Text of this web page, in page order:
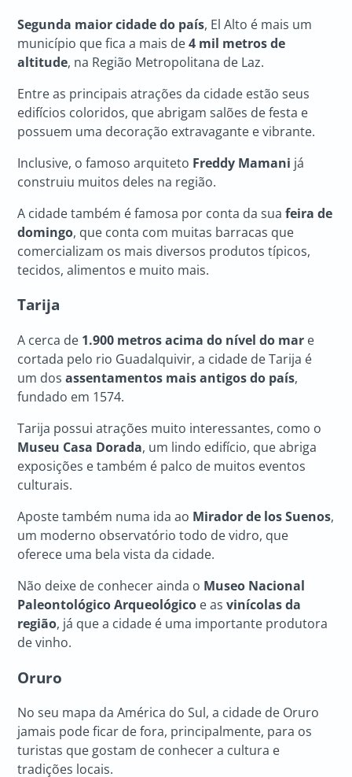
Segunda maior cidade do país, El Alto é mais um
município que fica a mais de4 mil metros de
altitude, na Região Metropolitana de Laz.
Entre as principais atrações da cidade estão seus
edifícios coloridos, que abrigam salões de festa e
possuem uma decoração extravagante e vibrante.
Inclusive, o famoso arquiteto Freddy Mamani já
construiu muitos deles na região.
A cidade também é famosa por conta da suafeira de
domingo, que conta com muitas barracas que
comercializam os mais diversos produtos típicos,
tecidos, alimentos e muito mais.
Tarija
A cerca de 1.900 metros acima do nível do mar e
cortada pelo rio Guadalquivir, a cidade de Tarija é
um dosassentamentos mais antigos do país,
fundado em 1574.
Tarija possui atrações muito interessantes, como o
Museu Casa Dorada, um lindo edifício, que abriga
exposições e também é palco de muitos eventos
culturais.
Aposte também numa ida ao Mirador de los Suenos,
um moderno observatório todo de vidro, que
oferece uma bela vista da cidade.
Não deixe de conhecer ainda o Museo Nacional
Paleontológico Arqueológico e asvinícolas da
região, já que a cidade é uma importante produtora
de vinho.
Oruro
No seu mapa da América do Sul, a cidade de Oruro
jamais pode ficar de fora, principalmente, para os
turistas que gostam de conhecer a cultura e
tradições locais.